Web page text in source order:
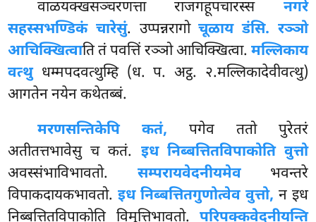
वाळयक्खसञ्चरणत्ता राजगहूपचारस्स नगरे
सहस्सभण्डिकं चारेसुं. उप्पन्नरागोचूळाय डंसि. रञ्ञो
आचिक्खित्वाति तं पवत्तिं रञ्ञो आचिक्खित्वा. मल्लिकाय
वत्थुधम्मपदवत्थुम्हि (ध. प. अट्ठ. २.मल्लिकादेवीवत्थु)
आगतेन नयेन कथेतब्बं.
मरणसन्तिकेपि कतं, पगेव ततो पुरेतरं
अतीतत्तभावेसु च कतं. इध निब्बत्तितविपाकोति वुत्तो
अवस्संभाविभावतो. सम्परायवेदनीयमेवभवन्तरे
विपाकदायकभावतो.इध निब्बत्तितगुणोत्वेव वुत्तो, न इध
निब्बत्तितविपाकोति विमुत्तिभावतो. परिपक्कवेदनीयन्ति